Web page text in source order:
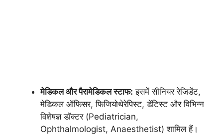
मेडिकल और पैरामेडिकल स्टाफ: इसमें सीनियर रेजिडेंट,
मेडिकल ऑफिसर, फिजियोथेरेपिस्ट, डेंटिस्ट और विभिन्न
विशेषज्ञ डॉक्टर (Pediatrician,
Ophthalmologist, Anaesthetist) शामिल हैं।